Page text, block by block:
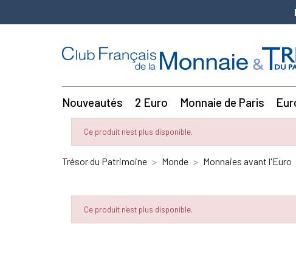
Nouveautés 2 Euro Monnaie de Paris
Ce produit n'est plus disponible.
Trésor du Patrimoine Monde Monnaies avant l'Euro
Ce produit n'est plus disponible.